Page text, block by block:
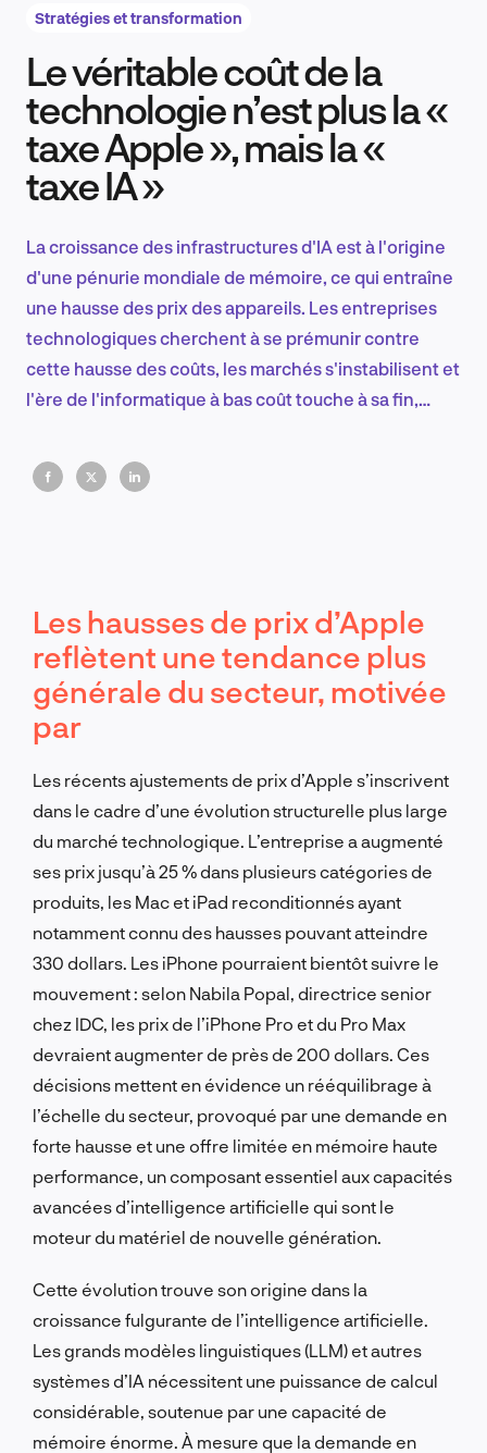
Recherche et conception produit
Tendances sectorielles
EN
FR
Stratégies et transformation
Le véritable coût de la
technologie n’est plus la «
taxe Apple », mais la «
taxe IA »
La croissance des infrastructures d'IA est à l'origine
d'une pénurie mondiale de mémoire, ce qui entraîne
une hausse des prix des appareils. Les entreprises
technologiques cherchent à se prémunir contre
cette hausse des coûts, les marchés s'instabilisent et
l'ère de l'informatique à bas coût touche à sa fin,
mains des géants de l'IA et des données.
Les hausses de prix d’Apple
reflètent une tendance plus
générale du secteur, motivée
par
Les récents ajustements de prix d’Apple s’inscrivent
dans le cadre d’une évolution structurelle plus large
du marché technologique. L’entreprise a augmenté
ses prix jusqu’à 25 % dans plusieurs catégories de
produits, les Mac et iPad reconditionnés ayant
notamment connu des hausses pouvant atteindre
330 dollars. Les iPhone pourraient bientôt suivre le
mouvement : selon Nabila Popal, directrice senior
chez IDC, les prix de l’iPhone Pro et du Pro Max
devraient augmenter de près de 200 dollars. Ces
décisions mettent en évidence un rééquilibrage à
l’échelle du secteur, provoqué par une demande en
forte hausse et une offre limitée en mémoire haute
performance, un composant essentiel aux capacités
avancées d’intelligence artificielle qui sont le
moteur du matériel de nouvelle génération.
Cette évolution trouve son origine dans la
croissance fulgurante de l’intelligence artificielle.
Les grands modèles linguistiques (LLM) et autres
systèmes d’IA nécessitent une puissance de calcul
considérable, soutenue par une capacité de
mémoire énorme. À mesure que la demande en